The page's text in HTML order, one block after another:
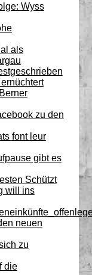
Wyss
als
zu den
font leur
gibt es
Schützt
will ins
neuen
zu
die